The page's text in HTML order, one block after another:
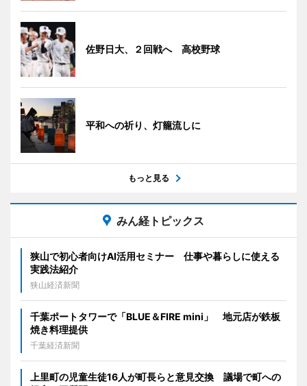
佐野日大、２回戦へ 高校野球
平和への祈り、灯籠流しに
もっと見る
みん経トピックス
狭山で初心者向けAI活用セミナー 仕事や暮らしに使える
実践法紹介
狭山経済新聞
千葉ポートタワーで「BLUE＆FIRE mini」 地元店が鉄板
焼き料理提供
千葉経済新聞
上里町の児童生徒16人が町長らと意見交換 議場で町への